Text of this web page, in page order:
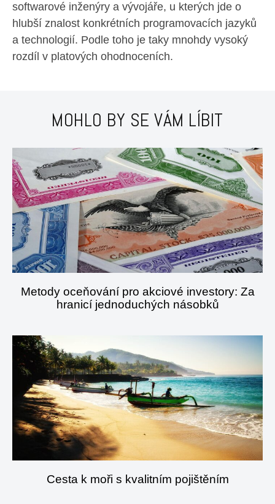
softwarové inženýry a vývojáře, u kterých jde o
hlubší znalost konkrétních programovacích jazyků
a technologií. Podle toho je taky mnohdy vysoký
rozdíl v platových ohodnoceních.
MOHLO BY SE VÁM LÍBIT
Metody oceňování pro akciové investory: Za
hranicí jednoduchých násobků
Cesta k moři s kvalitním pojištěním